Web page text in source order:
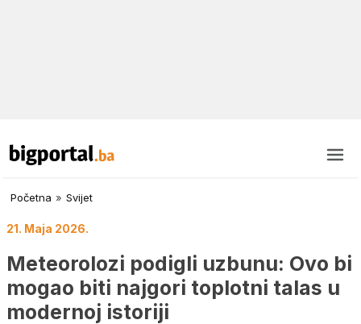
Početna » Svijet
21. Maja 2026.
Meteorolozi podigli uzbunu: Ovo bi
mogao biti najgori toplotni talas u
modernoj istoriji